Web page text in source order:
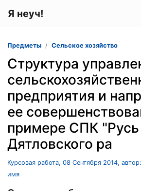
Я неуч!
Предметы Сельское хозяйство
Структура
предприятия и
ее
примере СПК
Дятловского ра
Курсовая работа, 08 Сентября 2014,
имя